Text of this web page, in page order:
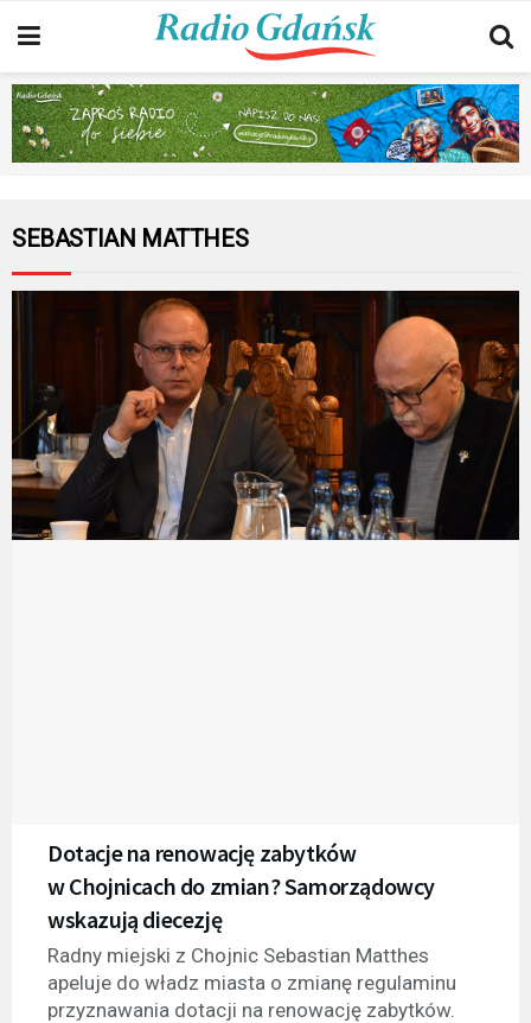
SEBASTIAN MATTHES
Dotacje na renowację zabytków
w Chojnicach do zmian? Samorządowcy
wskazują diecezję
Radny miejski z Chojnic Sebastian Matthes
apeluje do władz miasta o zmianę regulaminu
przyznawania dotacji na renowację zabytków.